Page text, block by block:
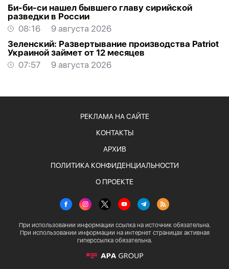
Би-би-си нашел бывшего главу сирийской
разведки в России
08:16
9 августа 2026
Зеленский: Развертывание производства Patriot
Украиной займет от 12 месяцев
07:57
9 августа 2026
РЕКЛАМА НА САЙТЕ
КОНТАКТЫ
АРХИВ
ПОЛИТИКА КОНФИДЕНЦИАЛЬНОСТИ
О ПРОЕКТЕ
При использовании информации ссылка на источник обязательна.
При использовании информации на интернет страницах активная
гиперссылка обязательна.